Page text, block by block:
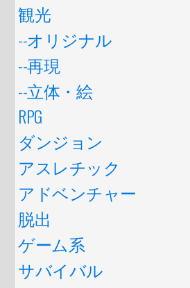
観光
--オリジナル
--再現
--立体・絵
RPG
ダンジョン
アスレチック
アドベンチャー
脱出
ゲーム系
サバイバル